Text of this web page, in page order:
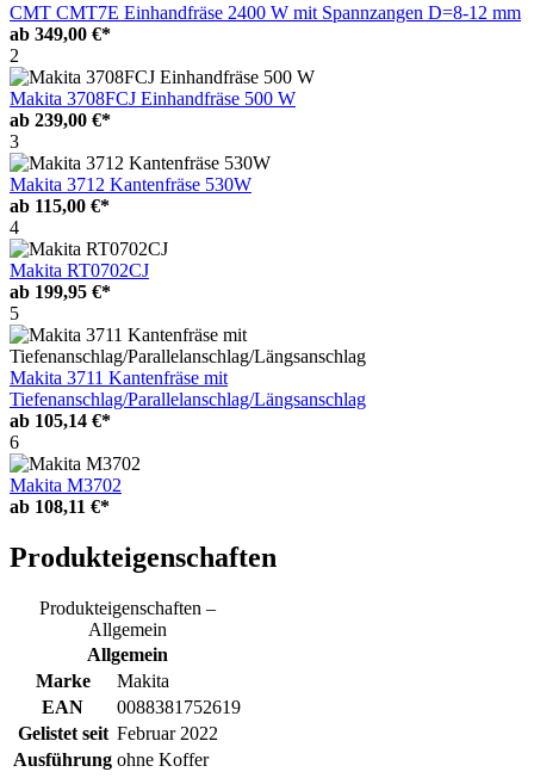
CMT CMT7E Einhandfräse 2400 W mit Spannzangen D=8-12 mm
ab 349,00 €*
2
Makita 3708FCJ Einhandfräse 500 W
ab 239,00 €*
3
Makita 3712 Kantenfräse 530W
ab 115,00 €*
4
Makita RT0702CJ
ab 199,95 €*
5
Makita 3711 Kantenfräse mit
Tiefenanschlag/Parallelanschlag/Längsanschlag
ab 105,14 €*
6
Makita M3702
ab 108,11 €*
Produkteigenschaften
Produkteigenschaften –
Allgemein
Allgemein
Marke
Makita
EAN
0088381752619
Gelistet seit Februar 2022
Ausführung ohne Koffer